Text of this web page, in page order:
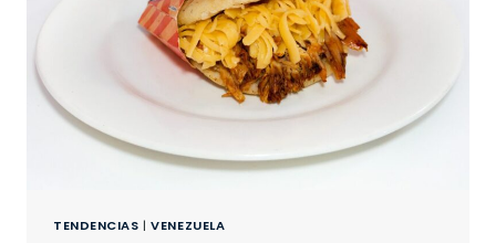
TENDENCIAS |VENEZUELA